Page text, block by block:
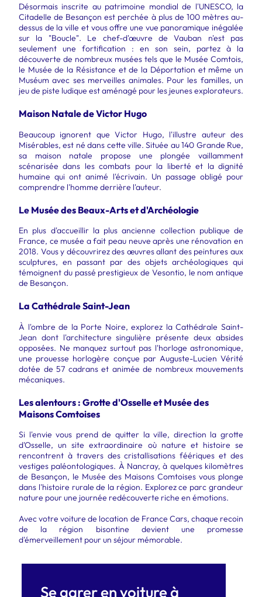
Désormais inscrite au patrimoine mondial de l'UNESCO, la
Citadelle de Besançon est perchée à plus de 100 mètres au-
dessus de la ville et vous offre une vue panoramique inégalée
sur la "Boucle". Le chef-d'œuvre de Vauban n'est pas
seulement une fortification : en son sein, partez à la
découverte de nombreux musées tels que le Musée Comtois,
le Musée de la Résistance et de la Déportation et même un
Muséum avec ses merveilles animales. Pour les familles, un
jeu de piste ludique est aménagé pour les jeunes explorateurs.
Maison Natale de Victor Hugo
Beaucoup ignorent que Victor Hugo, l'illustre auteur des
Misérables, est né dans cette ville. Située au 140 Grande Rue,
sa maison natale propose une plongée vaillamment
scénarisée dans les combats pour la liberté et la dignité
humaine qui ont animé l'écrivain. Un passage obligé pour
comprendre l'homme derrière l'auteur.
Le Musée des Beaux-Arts et d'Archéologie
En plus d'accueillir la plus ancienne collection publique de
France, ce musée a fait peau neuve après une rénovation en
2018. Vous y découvrirez des œuvres allant des peintures aux
sculptures, en passant par des objets archéologiques qui
témoignent du passé prestigieux de Vesontio, le nom antique
de Besançon.
La Cathédrale Saint-Jean
À l'ombre de la Porte Noire, explorez la Cathédrale Saint-
Jean dont l'architecture singulière présente deux absides
opposées. Ne manquez surtout pas l'horloge astronomique,
une prouesse horlogère conçue par Auguste-Lucien Vérité
dotée de 57 cadrans et animée de nombreux mouvements
mécaniques.
Les alentours : Grotte d'Osselle et Musée des
Maisons Comtoises
Si l'envie vous prend de quitter la ville, direction la grotte
d'Osselle, un site extraordinaire où nature et histoire se
rencontrent à travers des cristallisations féériques et des
vestiges paléontologiques. À Nancray, à quelques kilomètres
de Besançon, le Musée des Maisons Comtoises vous plonge
dans l'histoire rurale de la région. Explorez ce parc grandeur
nature pour une journée redécouverte riche en émotions.
Avec votre voiture de location de France Cars, chaque recoin
de la région bisontine devient une promesse
d'émerveillement pour un séjour mémorable.
Se garer en voiture à